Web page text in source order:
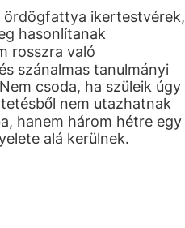
ördögfattya ikertestvérek,
hasonlítanak
rosszra való
szánalmas tanulmányi
csoda, ha szüleik úgy
nem utazhatnak
hanem három hétre egy
alá kerülnek.